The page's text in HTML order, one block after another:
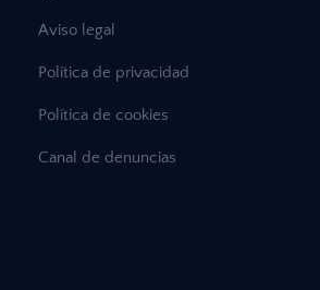
Aviso legal
Política de privacidad
Política de cookies
Canal de denuncias